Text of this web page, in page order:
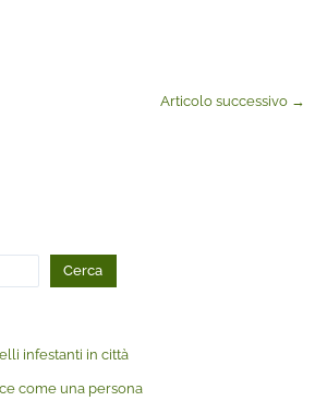
Articolo successivo →
Cerca
infestanti in città
come una persona